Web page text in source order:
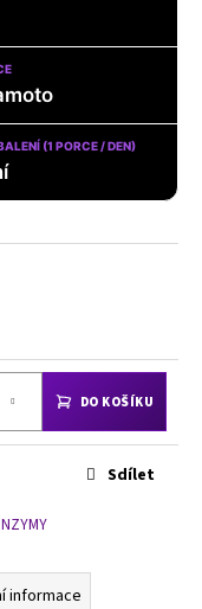
(1 PORCE / DEN)
DO KOŠÍKU
Sdílet
informace